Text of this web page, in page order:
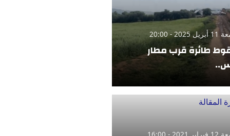
- 20:00
طائرة قرب مطار